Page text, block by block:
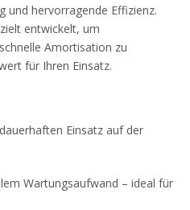
und hervorragende Effizienz.
entwickelt, um
Amortisation zu
für Ihren Einsatz.
Einsatz auf der
Wartungsaufwand – ideal für